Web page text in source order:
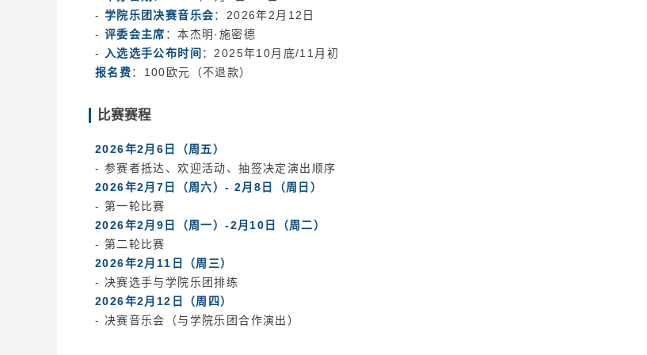
- 学院乐团决赛音乐会：2026年2月12日
- 评委会主席 ：本杰明·施密德
-
入选选手公布时间 ：2025年10月底/11月初
报名费：100欧元（不退款）
比赛赛程
2026年2月6日（周五）
- 参赛者抵达、欢迎活动、抽签决定演出顺序
2026年2月7日（周六）- 2月8日（周日）
- 第一轮比赛
2026年2月9日（周一）-2月10日（周二）
- 第二轮比赛
2026年2月11日（周三）
- 决赛选手与学院乐团排练
2026年2月12日（周四）
- 决赛音乐会（与学院乐团合作演出）